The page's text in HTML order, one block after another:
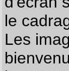
le
Les